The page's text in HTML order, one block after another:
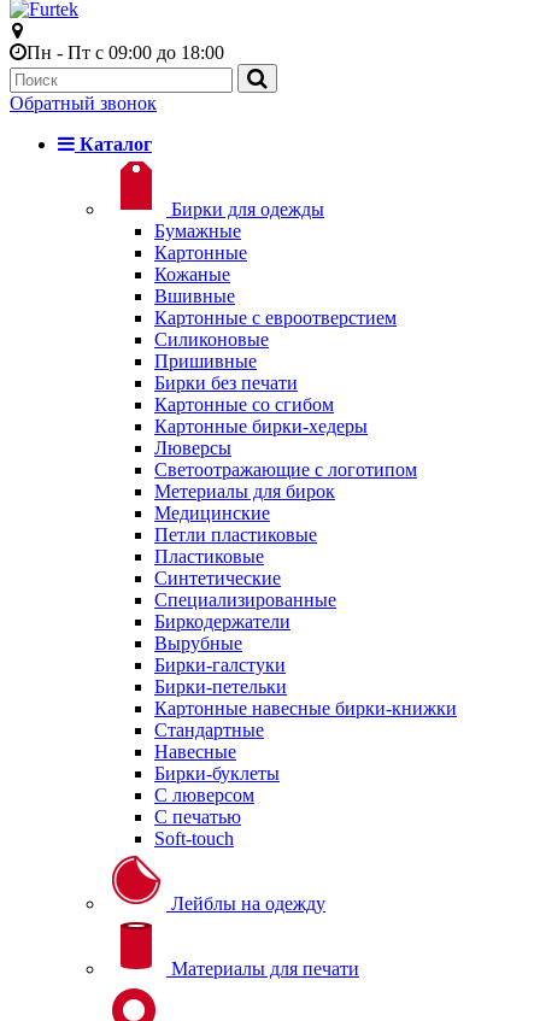
Пн - Пт с 09:00 до 18:00
Обратный звонок
Каталог
Бирки для одежды
Бумажные
Картонные
Кожаные
Вшивные
Картонные с евроотверстием
Силиконовые
Пришивные
Бирки без печати
Картонные со сгибом
Картонные бирки-хедеры
Люверсы
Светоотражающие с логотипом
Метериалы для бирок
Медицинские
Петли пластиковые
Пластиковые
Синтетические
Специализированные
Биркодержатели
Вырубные
Бирки-галстуки
Бирки-петельки
Картонные навесные бирки-книжки
Стандартные
Навесные
Бирки-буклеты
С люверсом
С печатью
Soft-touch
Лейблы на одежду
Материалы для печати